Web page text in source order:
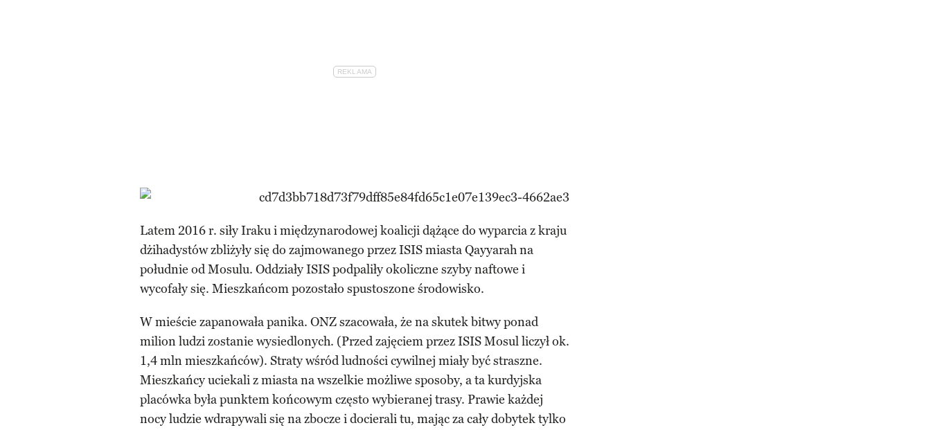
Latem 2016 r. siły Iraku i międzynarodowej koalicji dążące do wyparcia z kraju
dżihadystów zbliżyły się do zajmowanego przez ISIS miasta Qayyarah na
południe od Mosulu. Oddziały ISIS podpaliły okoliczne szyby naftowe i
wycofały się. Mieszkańcom pozostało spustoszone środowisko.
W mieście zapanowała panika. ONZ szacowała, że na skutek bitwy ponad
milion ludzi zostanie wysiedlonych. (Przed zajęciem przez ISIS Mosul liczył ok.
1,4 mln mieszkańców). Straty wśród ludności cywilnej miały być straszne.
Mieszkańcy uciekali z miasta na wszelkie możliwe sposoby, a ta kurdyjska
placówka była punktem końcowym często wybieranej trasy. Prawie każdej
nocy ludzie wdrapywali się na zbocze i docierali tu, mając za cały dobytek tylko